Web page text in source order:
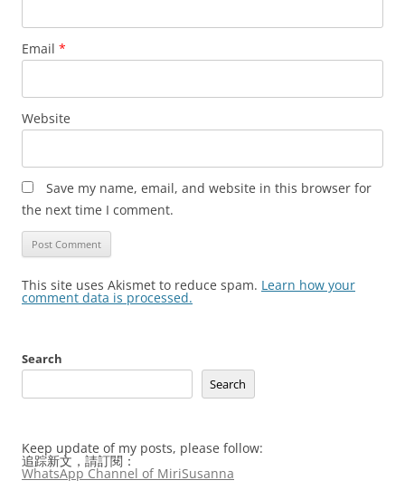
Email *
Website
Save my name, email, and website in this browser for
the next time I comment.
This site uses Akismet to reduce spam. Learn how your
comment data is processed.
Search
Search
Keep update of my posts, please follow:
追踪新文，請訂閱：
WhatsApp Channel of MiriSusanna